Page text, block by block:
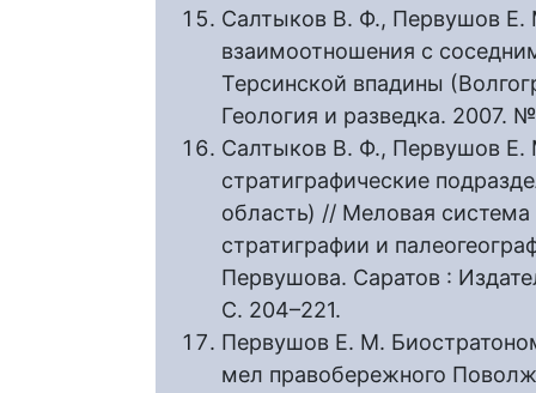
Салтыков В. Ф., Первушов Е.
взаимоотношения с
Терсинской впадины
Геология и разведка. 2007.
Салтыков В. Ф., Первушов
стратиграфические
область) // Меловая
стратиграфии и
Первушова. Саратов :
С. 204–221.
Первушов Е. М.
мел правобережного